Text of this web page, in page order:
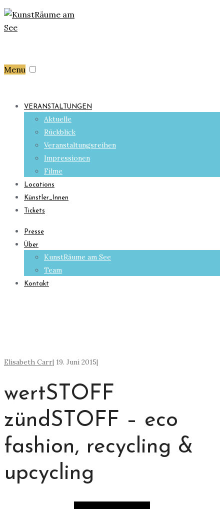
Menu
VERANSTALTUNGEN
Aktuelle
Rückblick
Veranstaltungsreihen
Impressionen
Filme
Locations
Künstler_Innen
Tickets
Presse
Über
KunstRäume am See
Team
Kontakt
Elisabeth Carr| 19. Juni 2015|
wertSTOFF
zündSTOFF – eco
fashion, recycling &
upcycling